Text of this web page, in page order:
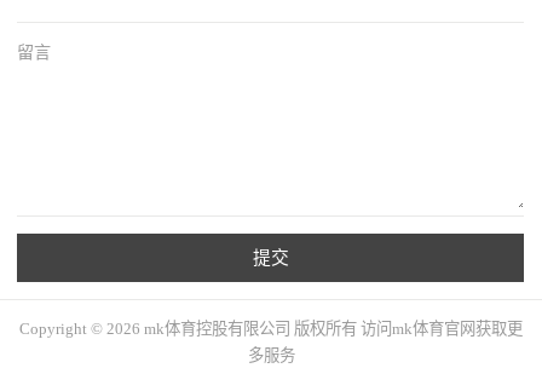
留言
提交
Copyright © 2026 mk体育控股有限公司 版权所有 访问mk体育官网获取更
多服务